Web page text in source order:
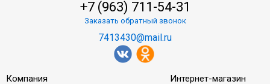
+7 (963) 711-54-31
Заказать обратный звонок
7413430@mail.ru
Компания Интернет-магазин